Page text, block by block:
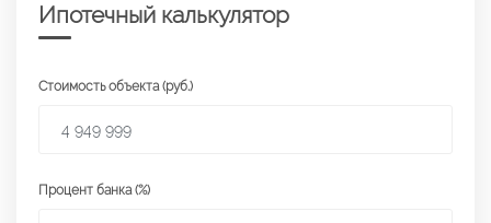
Ипотечный калькулятор
Стоимость объекта (руб.)
Процент банка (%)